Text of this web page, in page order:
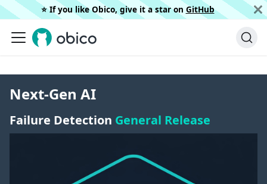
⭐️ If you like Obico, give it a star on GitHub
Next-Gen AI
Failure Detection General Release